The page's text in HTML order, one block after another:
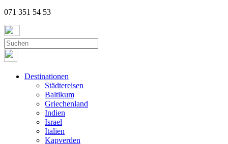
071 351 54 53
Destinationen
Städtereisen
Baltikum
Griechenland
Indien
Israel
Italien
Kapverden